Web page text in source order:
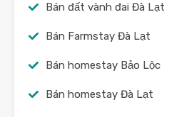
Bán đất vành đai Đà Lạt
Bán Farmstay Đà Lạt
Bán homestay Bảo Lộc
Bán homestay Đà Lạt